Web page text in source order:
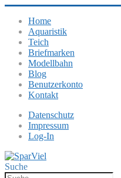
Home
Aquaristik
Teich
Briefmarken
Modellbahn
Blog
Benutzerkonto
Kontakt
Datenschutz
Impressum
Log-In
Suche